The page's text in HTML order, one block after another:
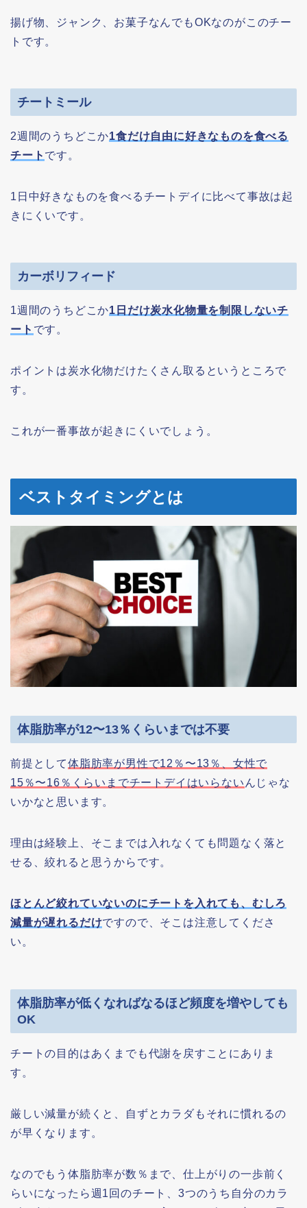
揚げ物、ジャンク、お菓子なんでもOKなのがこのチー
トです。
チートミール
2週間のうちどこか1食だけ自由に好きなものを食べる
チート です。
1日中好きなものを食べるチートデイに比べて事故は起
きにくいです。
カーボリフィード
1週間のうちどこか1日だけ炭水化物量を制限しないチ
ート です。
ポイントは炭水化物だけたくさん取るというところで
す。
これが一番事故が起きにくいでしょう。
ベストタイミングとは
体脂肪率が12〜13％くらいまでは不要
前提として体脂肪率が男性で12％〜13％、女性で
15％〜16％くらいまでチートデイはいらない んじゃな
いかなと思います。
理由は経験上、そこまでは入れなくても問題なく落と
せる、絞れると思うからです。
ほとんど絞れていないのにチートを入れても、むしろ
減量が遅れるだけですので、そこは注意してくださ
い。
体脂肪率が低くなればなるほど頻度を増やしても
OK
チートの目的はあくまでも代謝を戻すことにありま
す。
厳しい減量が続くと、自ずとカラダもそれに慣れるの
が早くなります。
なのでもう体脂肪率が数％まで、仕上がりの一歩前く
らいになったら週1回のチート、3つのうち自分のカラ